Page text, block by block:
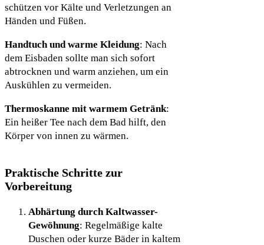
schützen vor Kälte und Verletzungen an
Händen und Füßen.
Handtuch und warme Kleidung: Nach
dem Eisbaden sollte man sich sofort
abtrocknen und warm anziehen, um ein
Auskühlen zu vermeiden.
Thermoskanne mit warmem Getränk:
Ein heißer Tee nach dem Bad hilft, den
Körper von innen zu wärmen.
Praktische Schritte zur
Vorbereitung
Abhärtung durch Kaltwasser-
Gewöhnung: Regelmäßige kalte
Duschen oder kurze Bäder in kaltem